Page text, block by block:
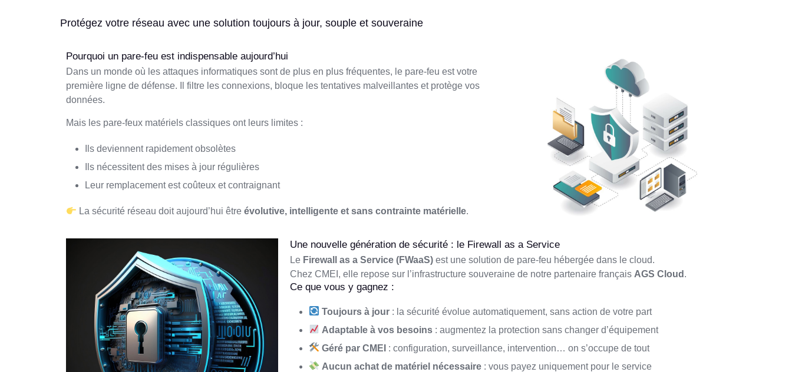
Protégez votre réseau avec une solution toujours à jour, souple et souveraine
Pourquoi un pare-feu est indispensable aujourd’hui
Dans un monde où les attaques informatiques sont de plus en plus fréquentes, le pare-feu est votre
première ligne de défense. Il filtre les connexions, bloque les tentatives malveillantes et protège vos
données.
Mais les pare-feux matériels classiques ont leurs limites :
Ils deviennent rapidement obsolètes
Ils nécessitent des mises à jour régulières
Leur remplacement est coûteux et contraignant
La sécurité réseau doit aujourd’hui êtreévolutive, intelligente et sans contrainte matérielle.
Une nouvelle génération de sécurité : le Firewall as a Service
Le Firewall as a Service (FWaaS)est une solution de pare-feu hébergée dans le cloud.
Chez CMEI, elle repose sur l’infrastructure souveraine de notre partenaire français AGS Cloud .
Ce que vous y gagnez :
Toujours à jour : la sécurité évolue automatiquement, sans action de votre part
Adaptable à vos besoins : augmentez la protection sans changer d’équipement
Géré par CMEI : configuration, surveillance, intervention… on s’occupe de tout
Aucun achat de matériel nécessaire : vous payez uniquement pour le service